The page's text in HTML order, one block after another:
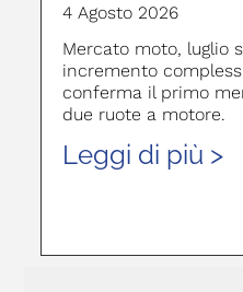
4 Agosto 2026
Mercato moto, luglio
incremento
conferma il primo
due ruote a motore.
Leggi di più >